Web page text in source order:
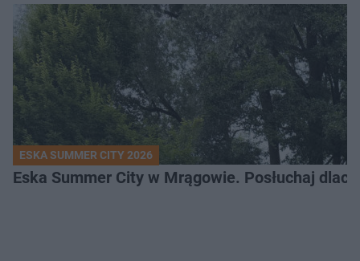
ESKA SUMMER CITY 2026
Eska Summer City w Mrągowie. Posłuchaj